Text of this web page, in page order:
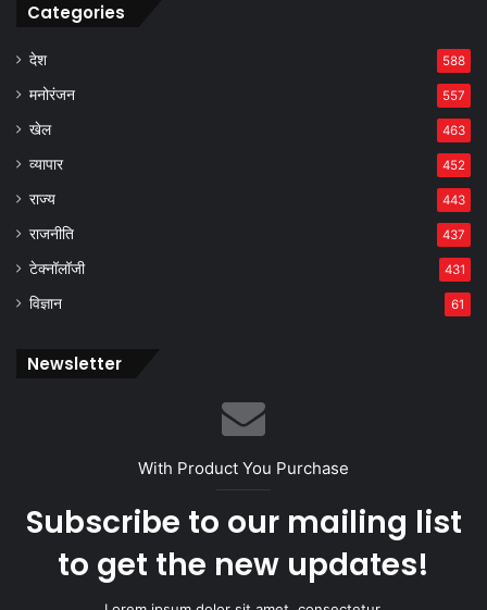
Categories
देश 588
मनोरंजन 557
खेल 463
व्यापार 452
राज्य 443
राजनीति 437
टेक्नॉलॉजी 431
विज्ञान 61
Newsletter
With Product You Purchase
Subscribe to our mailing list
to get the new updates!